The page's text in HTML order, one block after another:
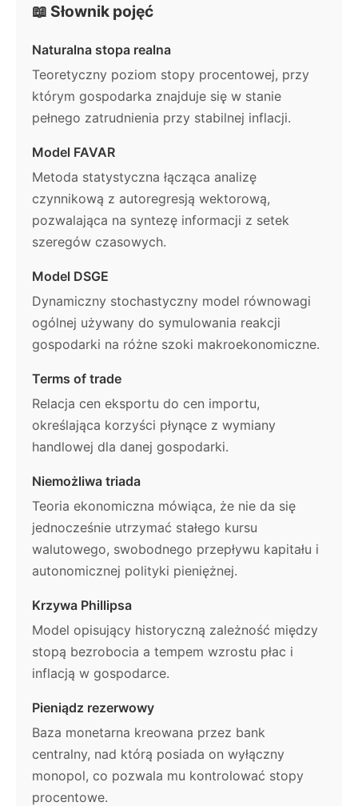
📖 Słownik pojęć
Naturalna stopa realna
Teoretyczny poziom stopy procentowej, przy
którym gospodarka znajduje się w stanie
pełnego zatrudnienia przy stabilnej inflacji.
Model FAVAR
Metoda statystyczna łącząca analizę
czynnikową z autoregresją wektorową,
pozwalająca na syntezę informacji z setek
szeregów czasowych.
Model DSGE
Dynamiczny stochastyczny model równowagi
ogólnej używany do symulowania reakcji
gospodarki na różne szoki makroekonomiczne.
Terms of trade
Relacja cen eksportu do cen importu,
określająca korzyści płynące z wymiany
handlowej dla danej gospodarki.
Niemożliwa triada
Teoria ekonomiczna mówiąca, że nie da się
jednocześnie utrzymać stałego kursu
walutowego, swobodnego przepływu kapitału i
autonomicznej polityki pieniężnej.
Krzywa Phillipsa
Model opisujący historyczną zależność między
stopą bezrobocia a tempem wzrostu płac i
inflacją w gospodarce.
Pieniądz rezerwowy
Baza monetarna kreowana przez bank
centralny, nad którą posiada on wyłączny
monopol, co pozwala mu kontrolować stopy
procentowe.